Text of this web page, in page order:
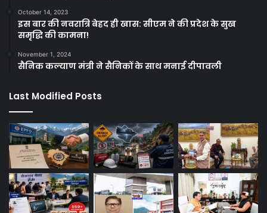
October 14, 2023
इस बार की नवरात्रि बेहद ही खास: सीएम ने की प्रदेश के सुख
समृद्धि की कामना!
November 1, 2024
सैनिक कल्याण मंत्री ने सैनिकों के साथ मनाई दीपावली
Last Modified Posts